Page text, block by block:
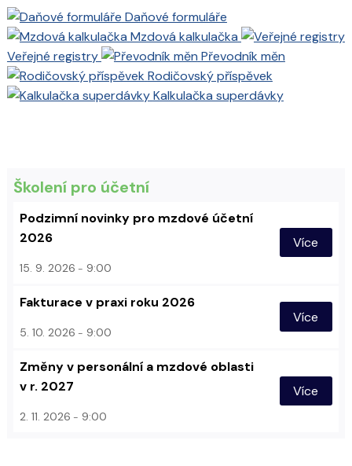
Daňové formuláře
Mzdová kalkulačka
Veřejné registry
Převodník měn
Rodičovský příspěvek
Kalkulačka superdávky
Školení pro účetní
Podzimní novinky pro mzdové účetní
2026
15. 9. 2026 9:00
Více
Fakturace v praxi roku 2026
5. 10. 2026 9:00
Více
Změny v personální a mzdové oblasti
v r. 2027
2. 11. 2026 9:00
Více